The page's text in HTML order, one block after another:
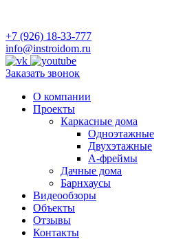
+7 (926) 18-33-777
info@instroidom.ru
Заказать звонок
О компании
Проекты
Каркасные дома
Одноэтажные
Двухэтажные
А-фреймы
Дачные дома
Барнхаусы
Видеообзоры
Объекты
Отзывы
Контакты